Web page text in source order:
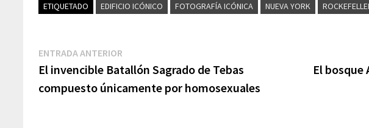
ETIQUETADO EDIFICIO ICÓNICO FOTOGRAFÍA ICÓNICA NUEVA YORK
Navegación
de
entradas
ENTRADA ANTERIOR
anterior:
El invencible Batallón Sagrado de Tebas
compuesto únicamente por homosexuales
El bosque